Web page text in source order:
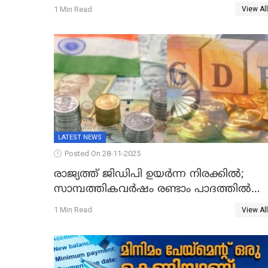
സർവകാല റെക്കോഡ്
1 Min Read View All
LATEST NEWS
Posted On 28-11-2025
രാജ്യത്ത് ജിഡിപി ഉയര്‍ന്ന നിരക്കില്‍;
സാമ്പത്തികവർഷം രണ്ടാം പാദത്തില്‍
ജിഡിപി 8.2 ശതമാനമായി; പ്രചോദനം
1 Min Read View All